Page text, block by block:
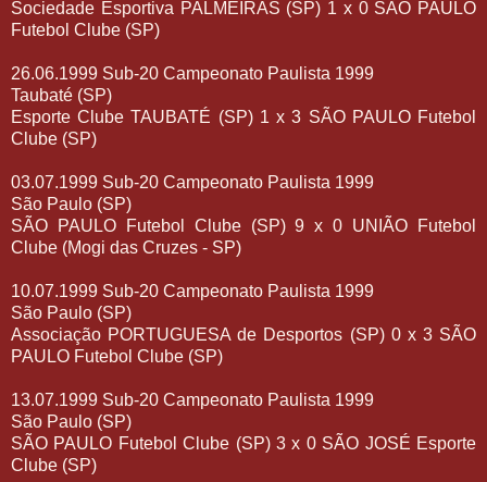
Sociedade Esportiva PALMEIRAS (SP) 1 x 0 SÃO PAULO
Futebol Clube (SP)
26.06.1999 Sub-20 Campeonato Paulista 1999
Taubaté (SP)
Esporte Clube TAUBATÉ (SP) 1 x 3 SÃO PAULO Futebol
Clube (SP)
03.07.1999 Sub-20 Campeonato Paulista 1999
São Paulo (SP)
SÃO PAULO Futebol Clube (SP) 9 x 0 UNIÃO Futebol
Clube (Mogi das Cruzes - SP)
10.07.1999 Sub-20 Campeonato Paulista 1999
São Paulo (SP)
Associação PORTUGUESA de Desportos (SP) 0 x 3 SÃO
PAULO Futebol Clube (SP)
13.07.1999 Sub-20 Campeonato Paulista 1999
São Paulo (SP)
SÃO PAULO Futebol Clube (SP) 3 x 0 SÃO JOSÉ Esporte
Clube (SP)